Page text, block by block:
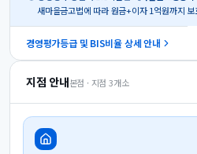
새마을금고법에 따라 원금+이자 1억원까지 보
경영평가등급 및 BIS비율 상세 안내
지점 안내본점 · 지점 3개소